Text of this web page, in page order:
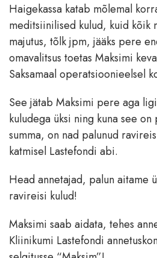
Haigekassa katab mõlemal
meditsiinilised kulud, kuid kõik
majutus, tõlk jpm, jääks pere
omavalitsus toetas Maksimi
Saksamaal operatsioonieelsel
See jätab Maksimi pere aga
kuludega üksi ning kuna see
summa, on nad palunud
katmisel Lastefondi abi.
Head annetajad, palun aitame
ravireisi kulud!
Maksimi saab aidata, tehes
Kliinikumi Lastefondi